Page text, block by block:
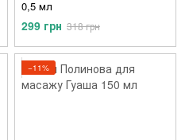
0,5 мл
299 грн 318 грн
−11%